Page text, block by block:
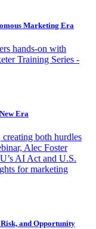
Marketing Era
hands-on with
Training Series -
Era
both hurdles
Alec Foster
AI Act and U.S.
for marketing
and Opportunity